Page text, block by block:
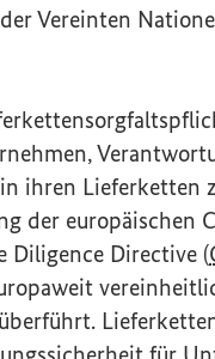
Vereinten
ihren Lieferketten
der europäischen
Diligence Directive (